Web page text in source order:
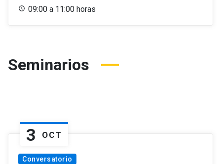
09:00 a 11:00 horas
Seminarios
3 OCT
Conversatorio